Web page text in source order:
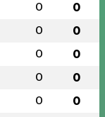
0 0
0 0
0 0
0 0
0 0